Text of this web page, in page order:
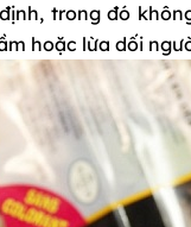
trong đó
hoặc lừa dối